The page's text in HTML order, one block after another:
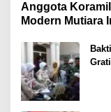
Anggota
Modern Mutiara